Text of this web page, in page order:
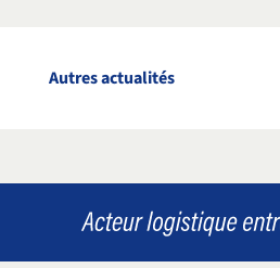
Autres actualités